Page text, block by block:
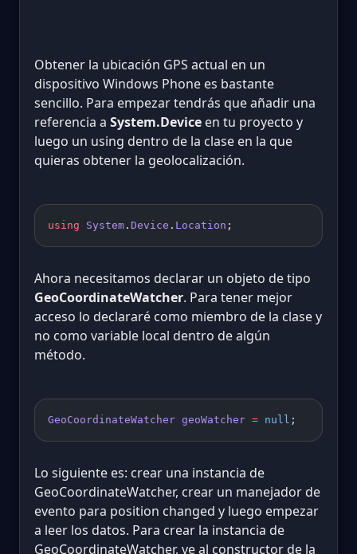
Obtener la ubicación GPS actual en un
dispositivo Windows Phone es bastante
sencillo. Para empezar tendrás que añadir una
referencia a System.Device en tu proyecto y
luego un using dentro de la clase en la que
quieras obtener la geolocalización.
using System . Device . Location ;
Ahora necesitamos declarar un objeto de tipo
GeoCoordinateWatcher. Para tener mejor
acceso lo declararé como miembro de la clase y
no como variable local dentro de algún
método.
GeoCoordinateWatcher geoWatcher = null ;
Lo siguiente es: crear una instancia de
GeoCoordinateWatcher, crear un manejador de
evento para position changed y luego empezar
a leer los datos. Para crear la instancia de
GeoCoordinateWatcher, ve al constructor de la